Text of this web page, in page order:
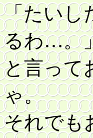
「たいし
るわ…。
と言って
ゃ。
それでも